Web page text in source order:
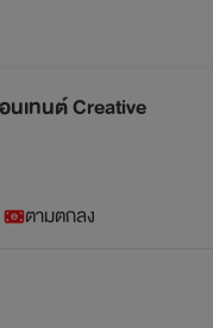
เทนต์ Creative
ตามตกลง